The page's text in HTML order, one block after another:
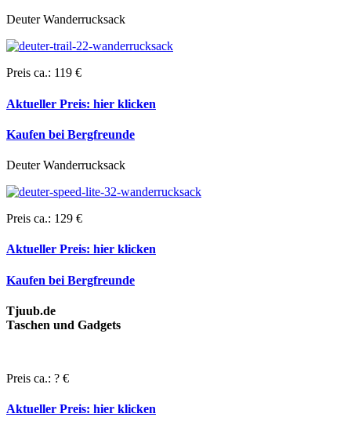
Deuter Wanderrucksack
Preis ca.: 119 €
Aktueller Preis: hier klicken
Kaufen bei Bergfreunde
Deuter Wanderrucksack
Preis ca.: 129 €
Aktueller Preis: hier klicken
Kaufen bei Bergfreunde
Tjuub.de
Taschen und Gadgets
Preis ca.: ? €
Aktueller Preis: hier klicken